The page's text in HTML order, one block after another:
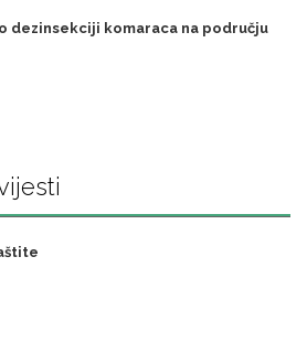
dezinsekciji komaraca na području